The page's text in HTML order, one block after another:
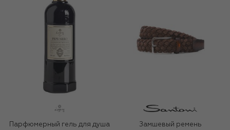
Парфюмерный гель для душа
Замшевый ремень